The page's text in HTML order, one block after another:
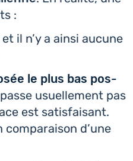
:
il n’y a ainsi aucune
le plus bas pos­
usuel­le­ment pas
est satis­fai­sant.
d’une